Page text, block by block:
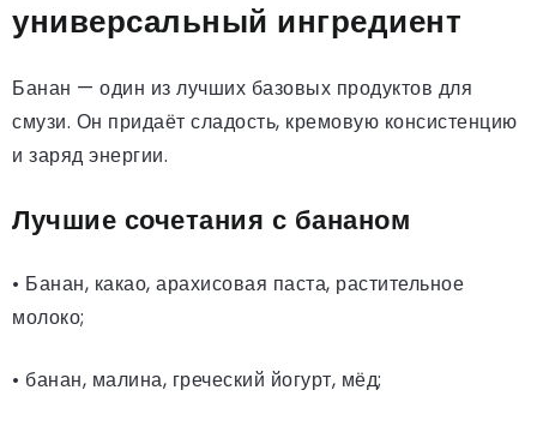
универсальный ингредиент
Банан — один из лучших базовых продуктов для
смузи. Он придаёт сладость, кремовую консистенцию
и заряд энергии.
Лучшие сочетания с бананом
• Банан, какао, арахисовая паста, растительное
молоко;
• банан, малина, греческий йогурт, мёд;